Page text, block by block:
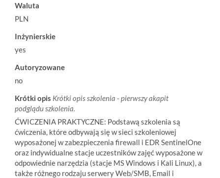
Waluta
PLN
Inżynierskie
yes
Autoryzowane
no
Krótki opis Krótki opis szkolenia - pierwszy akapit
podglądu szkolenia.
ĆWICZENIA PRAKTYCZNE: Podstawą szkolenia są
ćwiczenia, które odbywają się w sieci szkoleniowej
wyposażonej w zabezpieczenia firewall i EDR SentinelOne
oraz indywidualne stacje uczestników zajęć wyposażone w
odpowiednie narzędzia (stacje MS Windows i Kali Linux), a
także różnego rodzaju serwery Web/SMB, Email i